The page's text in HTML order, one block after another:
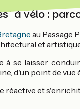
à vélo :
au Passage
et
à se laisser
d'un point de
réactive et